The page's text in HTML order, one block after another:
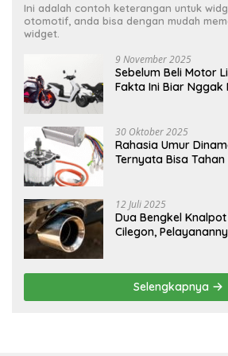
Ini adalah contoh keterangan untuk
otomotif, anda bisa dengan mudah
widget.
9 November 2025
Sebelum Beli Motor
Fakta Ini Biar Nggak
30 Oktober 2025
Rahasia Umur
Ternyata Bisa Tahan
12 Juli 2025
Dua Bengkel
Cilegon,
Selengkapnya